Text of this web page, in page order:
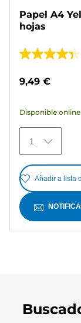
Papel A4
hojas
4.3
5
6
reseñas
9,49 €
Disponible online
1
Añadir a lista